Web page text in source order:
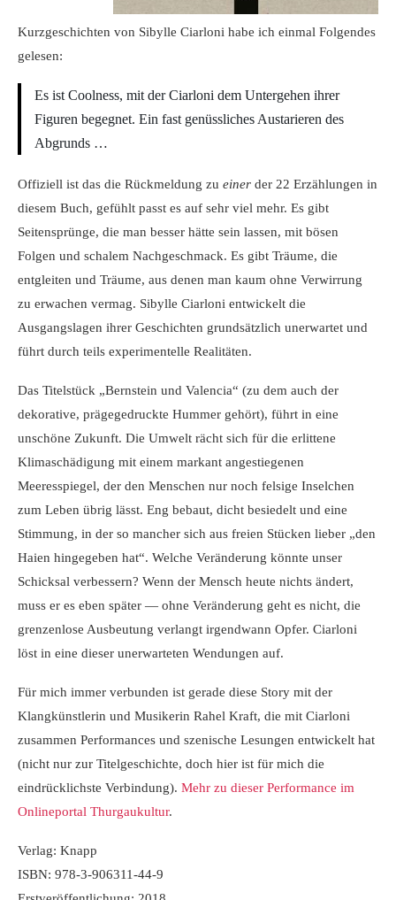
Kurzgeschichten von Sibylle Ciarloni habe ich einmal Folgendes
gelesen:
Es ist Coolness, mit der Ciarloni dem Untergehen ihrer
Figuren begegnet. Ein fast genüssliches Austarieren des
Abgrunds …
Offiziell ist das die Rückmeldung zu einer der 22 Erzählungen in
diesem Buch, gefühlt passt es auf sehr viel mehr. Es gibt
Seitensprünge, die man besser hätte sein lassen, mit bösen
Folgen und schalem Nachgeschmack. Es gibt Träume, die
entgleiten und Träume, aus denen man kaum ohne Verwirrung
zu erwachen vermag. Sibylle Ciarloni entwickelt die
Ausgangslagen ihrer Geschichten grundsätzlich unerwartet und
führt durch teils experimentelle Realitäten.
Das Titelstück „Bernstein und Valencia“ (zu dem auch der
dekorative, prägegedruckte Hummer gehört), führt in eine
unschöne Zukunft. Die Umwelt rächt sich für die erlittene
Klimaschädigung mit einem markant angestiegenen
Meeresspiegel, der den Menschen nur noch felsige Inselchen
zum Leben übrig lässt. Eng bebaut, dicht besiedelt und eine
Stimmung, in der so mancher sich aus freien Stücken lieber „den
Haien hingegeben hat“. Welche Veränderung könnte unser
Schicksal verbessern? Wenn der Mensch heute nichts ändert,
muss er es eben später — ohne Veränderung geht es nicht, die
grenzenlose Ausbeutung verlangt irgendwann Opfer. Ciarloni
löst in eine dieser unerwarteten Wendungen auf.
Für mich immer verbunden ist gerade diese Story mit der
Klangkünstlerin und Musikerin Rahel Kraft, die mit Ciarloni
zusammen Performances und szenische Lesungen entwickelt hat
(nicht nur zur Titelgeschichte, doch hier ist für mich die
eindrücklichste Verbindung). Mehr zu dieser Performance im
Onlineportal Thurgaukultur.
Verlag: Knapp
ISBN: 978-3-906311-44-9